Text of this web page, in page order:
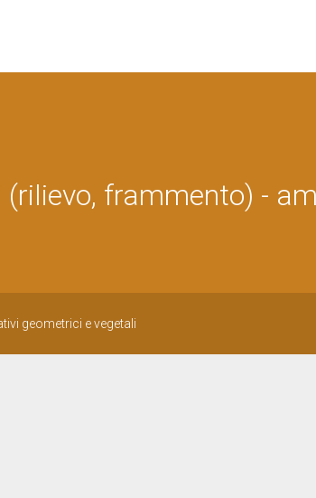
frammento) -
geometrici e vegetali